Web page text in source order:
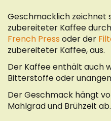
Geschmacklich zeichnet
zubereiteter Kaffee
French Press oder der
zubereiteter Kaffee, aus.
Der Kaffee enthält auch
Bitterstoffe oder
Der Geschmack hängt
Mahlgrad und Brühzeit ab.